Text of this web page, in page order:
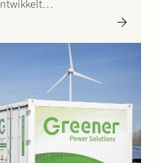
watergebruik en energie.
een essentiële